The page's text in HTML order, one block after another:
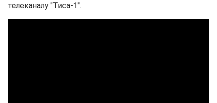
телеканалу "Тиса-1".